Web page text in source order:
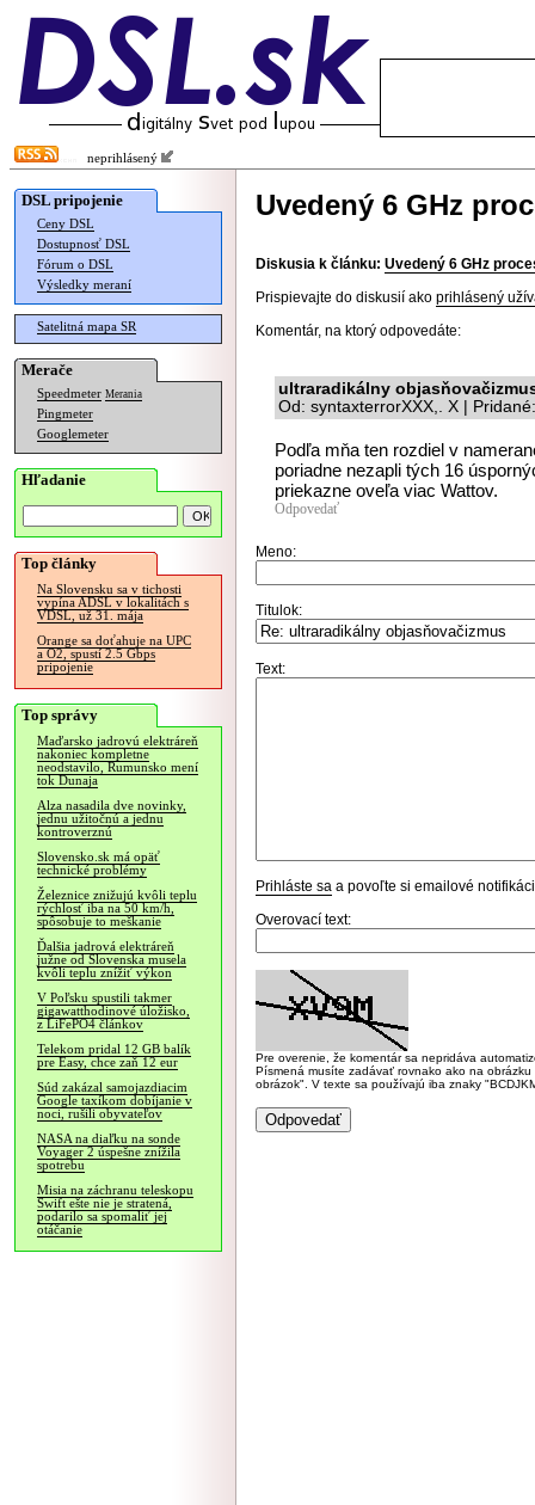
neprihlásený
DSL pripojenie
Ceny DSL
Dostupnosť DSL
Fórum o DSL
Výsledky meraní
Satelitná mapa SR
Merače
Speedmeter Merania
Pingmeter
Googlemeter
Hľadanie
Top články
Na Slovensku sa v tichosti
vypína ADSL v lokalitách s
VDSL, už 31. mája
Orange sa doťahuje na UPC
a O2, spustí 2.5 Gbps
pripojenie
Top správy
Maďarsko jadrovú elektráreň
nakoniec kompletne
neodstavilo, Rumunsko mení
tok Dunaja
Alza nasadila dve novinky,
jednu užitočnú a jednu
kontroverznú
Slovensko.sk má opäť
technické problémy
Železnice znižujú kvôli teplu
rýchlosť iba na 50 km/h,
spôsobuje to meškanie
Ďalšia jadrová elektráreň
južne od Slovenska musela
kvôli teplu znížiť výkon
V Poľsku spustili takmer
gigawatthodinové úložisko,
z LiFePO4 článkov
Telekom pridal 12 GB balík
pre Easy, chce zaň 12 eur
Súd zakázal samojazdiacim
Google taxíkom dobíjanie v
noci, rušili obyvateľov
NASA na diaľku na sonde
Voyager 2 úspešne znížila
spotrebu
Misia na záchranu teleskopu
Swift ešte nie je stratená,
podarilo sa spomaliť jej
otáčanie
Uvedený 6 GHz
Diskusia k článku: Uvedený 6 GHz
Prispievajte do diskusií ako prihlásený
Komentár, na ktorý odpovedáte:
ultraradikálny
Od: syntaxterrorXXX,. X |
Podľa mňa ten rozdiel v
poriadne nezapli tých 16
priekazne oveľa viac Wattov.
Odpovedať
Meno:
Titulok:
Text:
Prihláste sa a povoľte si emailové
Overovací text:
Pre overenie, že komentár sa nepridáva
Písmená musíte zadávať rovnako ako na
obrázok". V texte sa používajú iba znaky